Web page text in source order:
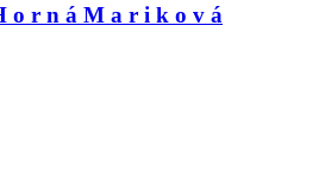
o r n á M a r i k o v á